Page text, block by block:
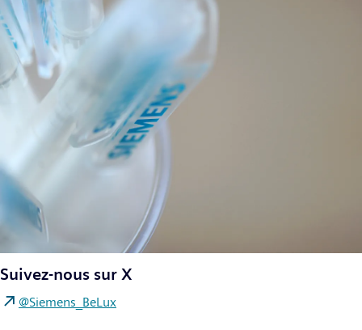
Suivez-nous sur X
@Siemens_BeLux